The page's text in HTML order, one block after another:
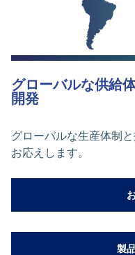
グローバルな供給
開発
グローバルな生産体制
お応えします。
製